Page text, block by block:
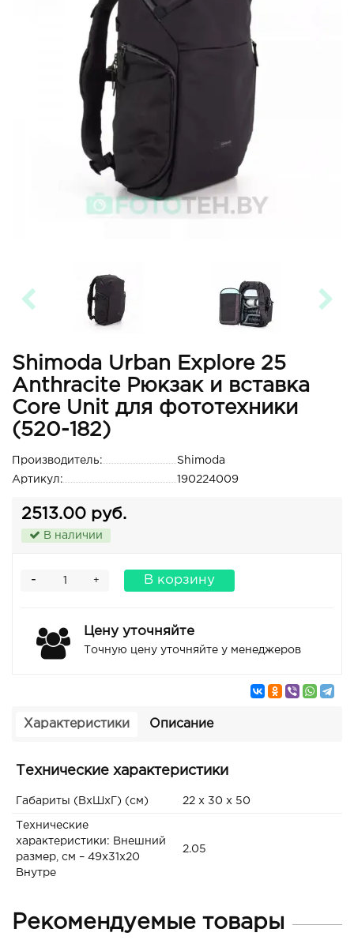
Shimoda Urban Explore 25
Anthracite Рюкзак и вставка
Core Unit для фототехники
(520-182)
Производитель:
Shimoda
Артикул:
190224009
2513.00 руб.
В наличии
+
- В корзину
Цену уточняйте
Точную цену уточняйте у менеджеров
Характеристики Описание
Технические характеристики
Габариты (ВxШxГ) (см) 22 x 30 x 50
Технические
характеристики: Внешний
размер, см – 49х31х20
Внутре
2.05
Рекомендуемые товары